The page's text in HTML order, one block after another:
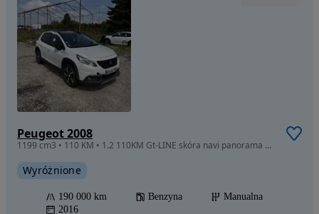
Peugeot 2008
1199 cm3 • 110 KM • 1.2 110KM Gt-LINE skóra navi panorama klimatronik biała perła
Wyróżnione
190 000 km Benzyna
Manualna
2016